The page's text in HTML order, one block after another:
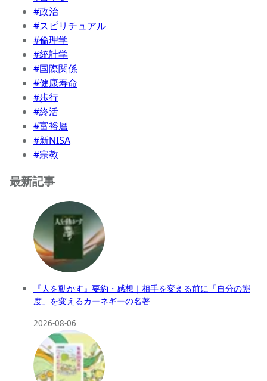
#政治
#スピリチュアル
#倫理学
#統計学
#国際関係
#健康寿命
#歩行
#終活
#富裕層
#新NISA
#宗教
最新記事
『人を動かす』要約・感想｜相手を変える前に「自分の態
度」を変えるカーネギーの名著
2026-08-06